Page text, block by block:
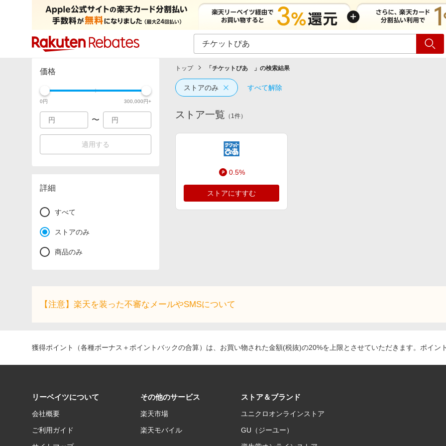
カテゴリー一覧 イベント一覧 ショッピング
価格
0円 300,000円+
〜
適用する
詳細
すべて
ストアのみ
商品のみ
トップ 「 チケットぴあ 」の検索結果
ストアのみ すべて解除
ストア一覧 （ 1件）
0.5%
ストアにすすむ
【注意】楽天を装った不審なメールやSMSについて
獲得ポイント（各種ボーナス＋ポイントバックの合算）は、お買い物された金額(税抜)の20%を上限とさせていただきます。ポイン
リーベイツについて
会社概要
ご利用ガイド
その他のサービス
楽天市場
楽天モバイル
ストア＆ブランド
ユニクロオンラインストア
GU（ジーユー）